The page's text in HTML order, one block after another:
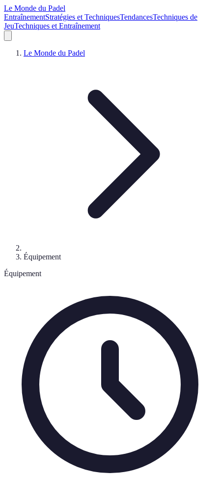
Le Monde du Padel
EntraînementStratégies et TechniquesTendancesTechniques de
JeuTechniques et Entraînement
Le Monde du Padel
Équipement
Équipement